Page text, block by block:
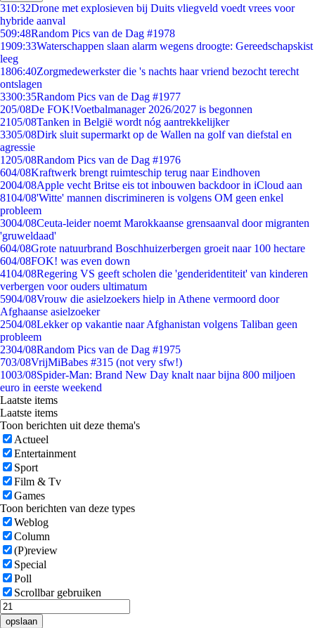
310:32Drone met explosieven bij Duits vliegveld voedt vrees voor
hybride aanval
509:48Random Pics van de Dag #1978
1909:33Waterschappen slaan alarm wegens droogte: Gereedschapskist
leeg
1806:40Zorgmedewerkster die 's nachts haar vriend bezocht terecht
ontslagen
3300:35Random Pics van de Dag #1977
205/08De FOK!Voetbalmanager 2026/2027 is begonnen
2105/08Tanken in België wordt nóg aantrekkelijker
3305/08Dirk sluit supermarkt op de Wallen na golf van diefstal en
agressie
1205/08Random Pics van de Dag #1976
604/08Kraftwerk brengt ruimteschip terug naar Eindhoven
2004/08Apple vecht Britse eis tot inbouwen backdoor in iCloud aan
8104/08'Witte' mannen discrimineren is volgens OM geen enkel
probleem
3004/08Ceuta-leider noemt Marokkaanse grensaanval door migranten
'gruweldaad'
604/08Grote natuurbrand Boschhuizerbergen groeit naar 100 hectare
604/08FOK! was even down
4104/08Regering VS geeft scholen die 'genderidentiteit' van kinderen
verbergen voor ouders ultimatum
5904/08Vrouw die asielzoekers hielp in Athene vermoord door
Afghaanse asielzoeker
2504/08Lekker op vakantie naar Afghanistan volgens Taliban geen
probleem
2304/08Random Pics van de Dag #1975
703/08VrijMiBabes #315 (not very sfw!)
1003/08Spider-Man: Brand New Day knalt naar bijna 800 miljoen
euro in eerste weekend
Laatste items
Laatste items
Toon berichten uit deze thema's
Actueel
Entertainment
Sport
Film & Tv
Games
Toon berichten van deze types
Weblog
Column
(P)review
Special
Poll
Scrollbar gebruiken
opslaan